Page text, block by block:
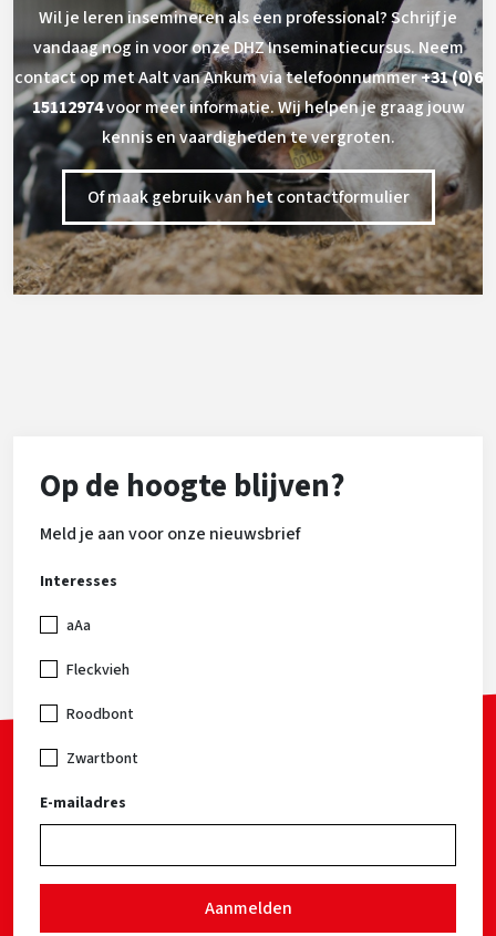
Wil je leren insemineren als een professional? Schrijf je
vandaag nog in voor onze DHZ Inseminatiecursus. Neem
contact op met Aalt van Ankum via telefoonnummer+31 (0)6
15112974voor meer informatie. Wij helpen je graag jouw
kennis en vaardigheden te vergroten.
Of maak gebruik van het contactformulier
Op de hoogte blijven?
Meld je aan voor onze nieuwsbrief
Interesses
aAa
Fleckvieh
Roodbont
Zwartbont
E-mailadres
Aanmelden